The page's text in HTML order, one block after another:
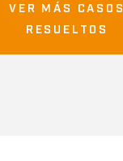
VER MÁS CASOS
RESUELTOS